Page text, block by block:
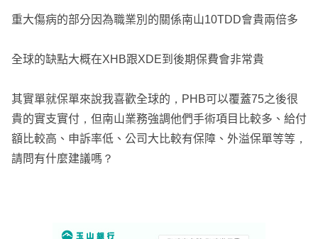
重大傷病的部分因為職業別的關係南山10TDD會貴兩倍多
全球的缺點大概在XHB跟XDE到後期保費會非常貴
其實單就保單來說我喜歡全球的，PHB可以覆蓋75之後很
貴的實支實付，但南山業務強調他們手術項目比較多、給付
額比較高、申訴率低、公司大比較有保障、外溢保單等等，
請問有什麼建議嗎？